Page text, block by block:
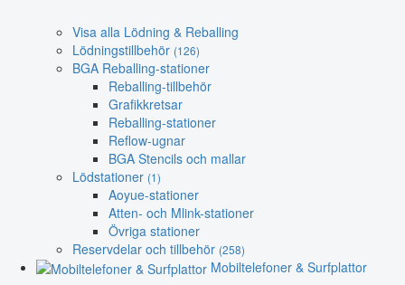
Visa alla Lödning & Reballing
Lödningstillbehör (126)
BGA Reballing-stationer
Reballing-tillbehör
Grafikkretsar
Reballing-stationer
Reflow-ugnar
BGA Stencils och mallar
Lödstationer (1)
Aoyue-stationer
Atten- och Mlink-stationer
Övriga stationer
Reservdelar och tillbehör (258)
Mobiltelefoner & Surfplattor